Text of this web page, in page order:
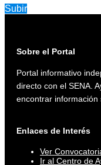
Subir
Sobre el Portal
Portal informativo
directo con el SENA.
encontrar información
Enlaces de Interés
Ver
Ir al Centro de